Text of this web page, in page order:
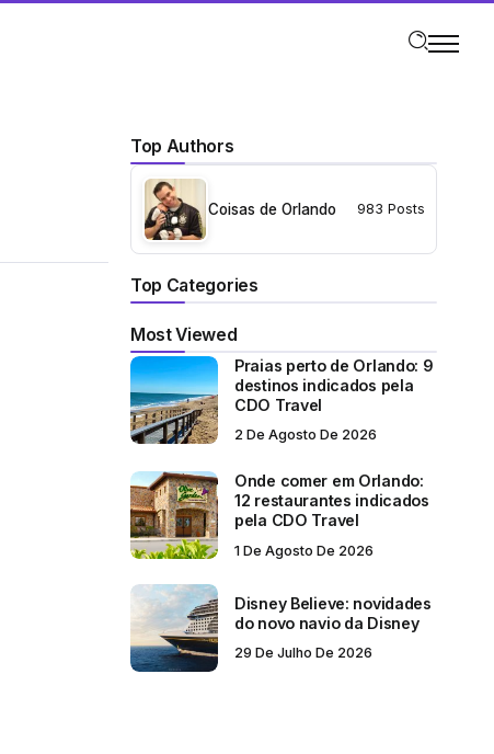
Top Authors
Coisas de Orlando 983 Posts
Top Categories
Most Viewed
Praias perto de Orlando: 9
destinos indicados pela
CDO Travel
2 De Agosto De 2026
Onde comer em Orlando:
12 restaurantes indicados
pela CDO Travel
1 De Agosto De 2026
Disney Believe: novidades
do novo navio da Disney
29 De Julho De 2026